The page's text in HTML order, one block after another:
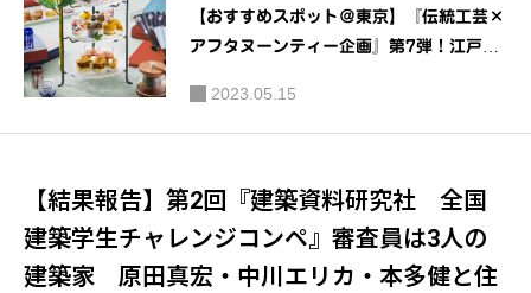
【おすすめスポット＠東京】『伝統工芸×
アフタヌーンティー企画』第7弾！江⼾扇
しめるアフタヌーンティーを販売｜芝パー
クホテル
2023.05.15
【結果報告】第2回『建築資料研究社 全国
建築学生チャレンジコンペ』審査員は3人の
建築家 原田真宏・中川エリカ・本多健と住